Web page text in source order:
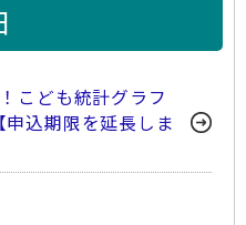
こども統計グラフ
込期限を延長しま